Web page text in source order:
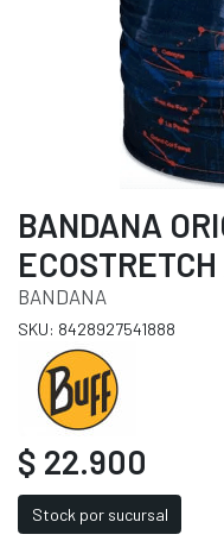
BANDANA
BANDANA
SKU: 8428927541888
$ 22.900
Stock por sucursal